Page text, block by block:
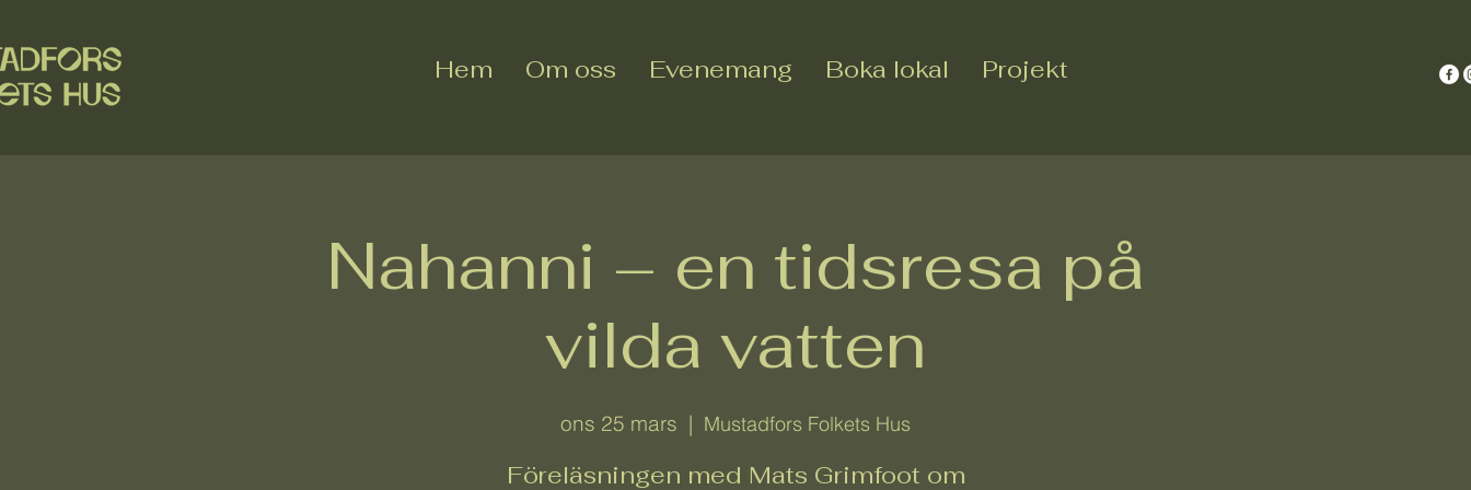
Hem Om oss Evenemang Boka lokal Projekt
Nahanni – en tidsresa på
vilda vatten
ons 25 mars
  |
Mustadfors Folkets Hus
Föreläsningen med Mats Grimfoot om